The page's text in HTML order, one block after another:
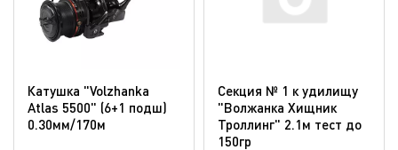
Катушка "Volzhanka
Atlas 5500" (6+1 подш)
0.30мм/170м
Секция № 1 к удилищу
"Волжанка Хищник
Троллинг" 2.1м тест до
150гр